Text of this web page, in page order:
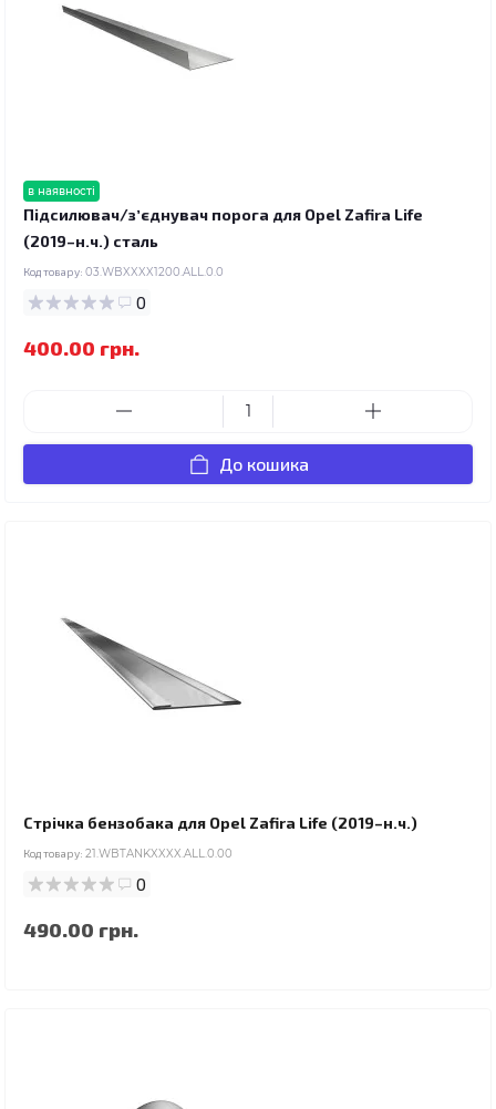
в наявності
Підсилювач/зʼєднувач порога для Opel Zafira Life
(2019–н.ч.) сталь
Код товару: 03.WBXXXX1200.ALL.0.0
0
400.00 грн.
До кошика
Стрічка бензобака для Opel Zafira Life (2019–н.ч.)
Код товару: 21.WBTANKXXXX.ALL.0.00
0
490.00 грн.